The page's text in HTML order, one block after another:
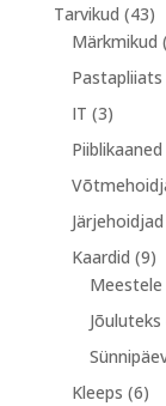
Tarvikud 4343
Märkmikud
Pastapliiats
IT 33
toodet
Piiblikaaned
Järjehoidjad
Kaardid 99
Meestele
Jõuluteks
Kleeps 66